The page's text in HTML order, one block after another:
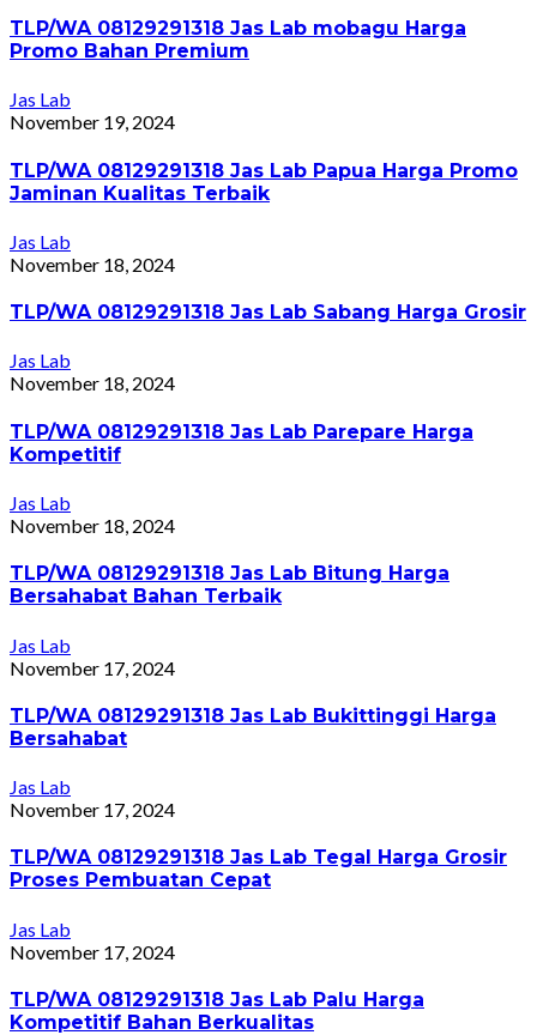
TLP/WA 08129291318 Jas Lab mobagu Harga
Promo Bahan Premium
Jas Lab
November 19, 2024
TLP/WA 08129291318 Jas Lab Papua Harga Promo
Jaminan Kualitas Terbaik
Jas Lab
November 18, 2024
TLP/WA 08129291318 Jas Lab Sabang Harga Grosir
Jas Lab
November 18, 2024
TLP/WA 08129291318 Jas Lab Parepare Harga
Kompetitif
Jas Lab
November 18, 2024
TLP/WA 08129291318 Jas Lab Bitung Harga
Bersahabat Bahan Terbaik
Jas Lab
November 17, 2024
TLP/WA 08129291318 Jas Lab Bukittinggi Harga
Bersahabat
Jas Lab
November 17, 2024
TLP/WA 08129291318 Jas Lab Tegal Harga Grosir
Proses Pembuatan Cepat
Jas Lab
November 17, 2024
TLP/WA 08129291318 Jas Lab Palu Harga
Kompetitif Bahan Berkualitas